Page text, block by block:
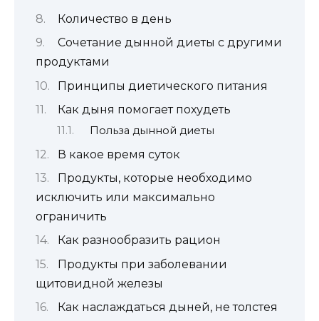
Количество в день
Сочетание дынной диеты с другими
продуктами
Принципы диетического питания
Как дыня помогает похудеть
Польза дынной диеты
В какое время суток
Продукты, которые необходимо
исключить или максимально
ограничить
Как разнообразить рацион
Продукты при заболевании
щитовидной железы
Как наслаждаться дыней, не толстея